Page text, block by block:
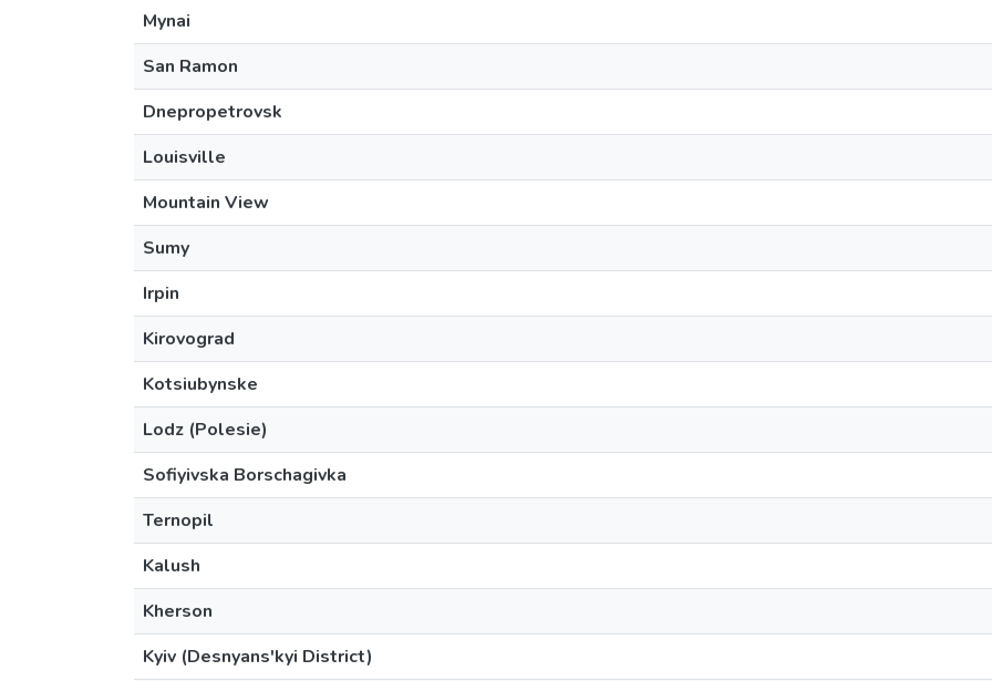
Mynai
San Ramon
Dnepropetrovsk
Louisville
Mountain View
Sumy
Irpin
Kirovograd
Kotsiubynske
Lodz (Polesie)
Sofiyivska Borschagivka
Ternopil
Kalush
Kherson
Kyiv (Desnyans'kyi District)